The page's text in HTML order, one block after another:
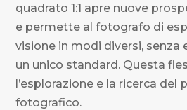
quadrato 1:1 apre nuove
e permette al fotografo di
visione in modi diversi, senza
un unico standard. Questa
l’esplorazione e la ricerca del
fotografico.